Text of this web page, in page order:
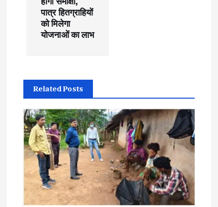
a
t
o
n
पात्र हितग्राहियों
को मिलेगा
योजनाओं का लाभ
Related Posts